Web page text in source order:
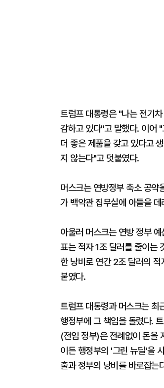
트럼프 대통령은 "나는 전기
감하고 있다"고 말했다. 이어
더 좋은 제품을 갖고 있다고
지 않는다"고 덧붙였다.
머스크는 연방정부 축소 공약
가 백악관 집무실에 아들을
아울러 머스크는 연방 정부
표는 적자 1조 달러를 줄이는
한 낭비로 연간 2조 달러의
붙였다.
트럼프 대통령과 머스크는 최
행정부에 그 책임을 돌렸다.
(전임 정부)은 전례없이 돈을
이든 행정부의 '그린 뉴딜'을
출과 정부의 낭비를 바로잡는